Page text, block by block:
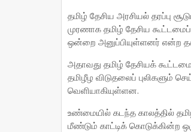
தமிழ் தேசிய அரசியல் தரப்பு
முரணாக தமிழ் தேசிய
ஒன்றை அனுப்பியுள்ளனர் என்ற
அதாவது தமிழ் தேசியக்
தமிழீழ விடுதலைப் புலிகளும்
வெளியாகியுள்ளன.
உண்மையில் கடந்த காலத்தில்
மீண்டும் காட்டிக் கொடுக்கின்ற